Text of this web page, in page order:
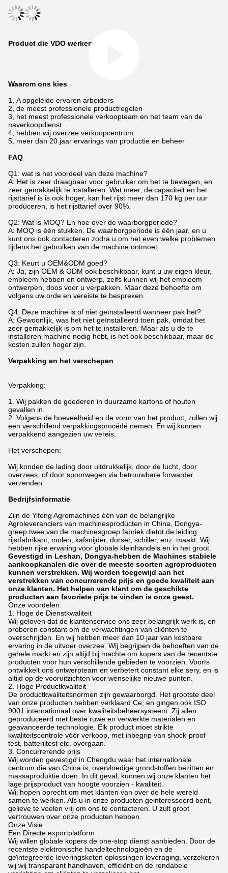
Product die VDO werken
Waarom ons kies
1, A opgeleide ervaren arbeiders
2, de meest professionele productregelen
3, het meest professionele verkoopteam en het team van de
naverkoopdienst
4, hebben wij overzee verkoopcentrum
5, meer dan 20 jaar ervarings van productie en beheer
FAQ
Q1: wat is het voordeel van deze machine?
A: Het is zeer draagbaar voor gebruiker om het te bewegen, en
zeer gemakkelijk te installeren. Wat meer, de capaciteit en het
rijsttarief is is ook hoger, kan het rijst meer dan 170 kg per uur
produceren, is het rijsttarief over 90%.
Q2: Wat is MOQ? En hoe over de waarborgperiode?
A: MOQ is één stukken. De waarborgperiode is één jaar, en u
kunt ons ook contacteren zodra u om het even welke problemen
tijdens het gebruiken van de machine ontmoet.
Q3: Keurt u OEM&ODM goed?
A: Ja, zijn OEM & ODM ook beschikbaar, kunt u uw eigen kleur,
embleem hebben en ontwerp, zelfs kunnen wij het embleem
ontwerpen, doos voor u verpakken. Maar deze behoefte om
volgens uw orde en vereiste te bespreken.
Q4: Deze machine is of niet geïnstalleerd wanneer pak het?
A: Gewoonlijk, was het niet geïnstalleerd toen pak, omdat het
zeer gemakkelijk is om het te installeren. Maar als u de te
installeren machine nodig hebt, is het ook beschikbaar, maar de
kosten zullen hoger zijn.
Verpakking en het verschepen
Verpakking:
1. Wij pakken de goederen in duurzame kartons of houten
gevallen in.
2. Volgens de hoeveelheid en de vorm van het product, zullen wij
een verschillend verpakkingsprocédé nemen. En wij kunnen
verpakkend aangezien uw vereis.
Het verschepen:
Wij konden de lading door uitdrukkelijk, door de lucht, door
overzees, of door spoorwegen via betrouwbare forwarder
verzenden.
Bedrijfsinformatie
Zijn de Yifeng Agromachines één van de belangrijke
Agroleveranciers van machinesproducten in China, Dongya-
greep twee van de machinesgroep fabriek dietot de leiding
rijstfabrikant, molen, kafsnijder, dorser, schiller, enz. maakt. Wij
hebben rijke ervaring voor globale kleinhandels en in het groot.
Gevestigd in Leshan, Dongya-hebben de Machines stabiele
aankoopkanalen die over de meeste soorten agroproducten
kunnen verstrekken. Wij worden toegewijd aan het
verstrekken van concurrerende prijs en goede kwaliteit aan
onze klanten. Het helpen van klant om de geschikte
producten aan favoriete prijs te vinden is onze geest.
Onze voordelen:
1. Hoge de Dienstkwaliteit
Wij geloven dat de klantenservice ons zeer belangrijk werk is, en
proberen constant om de verwachtingen van cliënten te
overschrijden. En wij hebben meer dan 10 jaar van kostbare
ervaring in de uitvoer overzee. Wij begrijpen de behoeften van de
gehele markt en zijn altijd bij machte om kopers van de recentste
producten voor hun verschillende gebieden te voorzien. Voorts
ontwikkelt ons ontwerpteam en verbetert constant elke sery, en is
altijd op de vooruitzichten voor wenselijke nieuwe punten.
2. Hoge Productkwaliteit
De productkwaliteitsnormen zijn gewaarborgd. Het grootste deel
van onze producten hebben verklaard Ce, en gingen ook ISO
9001 internationaal over kwaliteitsbeheersysteem. Zij allen
geproduceerd met beste ruwe en verwerkte materialen en
geavanceerde technologie. Elk product moet strikte
kwaliteitscontrole vóór verkoop, met inbegrip van shock-proof
test, batterijtest etc. overgaan.
3. Concurrerende prijs
Wij worden gevestigd in Chengdu waar het internationale
centrum die van China is, overvloedige grondstoffen bezitten en
massaproduktie doen. In dit geval, kunnen wij onze klanten het
lage prijsproduct van hoogte voorzien - kwaliteit.
Wij hopen oprecht om met klanten van over de hele wereld
samen te werken. Als u in onze producten geinteresseerd bent,
gelieve te voelen vrij om ons te contacteren. U zult groot
vertrouwen over onze producten hebben.
Onze Visie
Een Directe exportplatform
Wij willen globale kopers de one-stop dienst aanbieden. Door de
recentste elektronische handeltechnologieën en de
geïntegreerde leveringsketen oplossingen leveraging, verzekeren
wij wij transparant handhaven, efficiënt en de rendabele